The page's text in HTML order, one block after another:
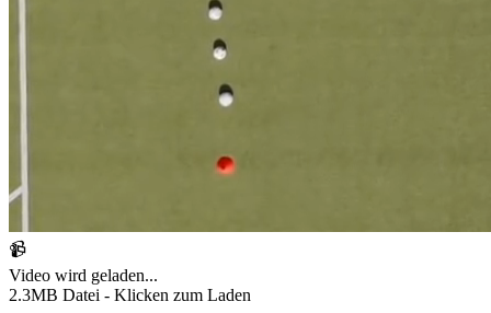
📹
Video wird geladen...
2.3MB Datei - Klicken zum Laden